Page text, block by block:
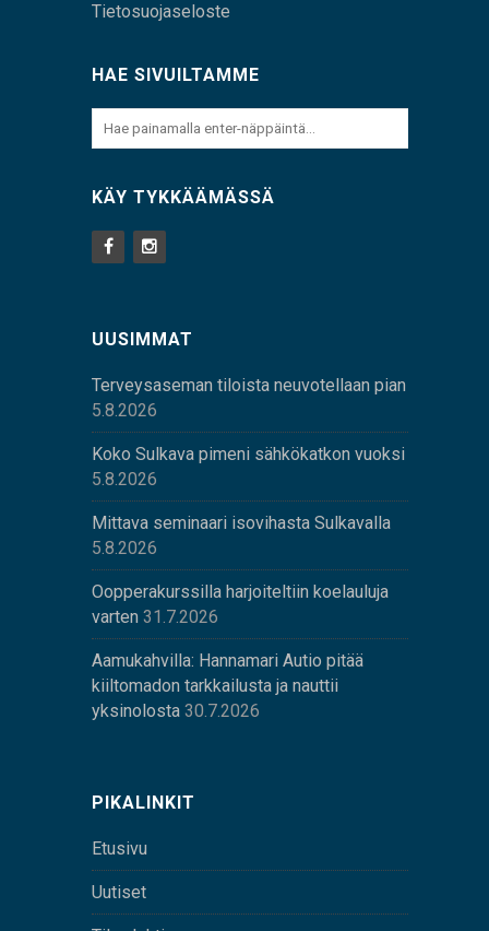
Tietosuojaseloste
HAE SIVUILTAMME
KÄY TYKKÄÄMÄSSÄ
UUSIMMAT
Terveysaseman tiloista neuvotellaan pian
5.8.2026
Koko Sulkava pimeni sähkökatkon vuoksi
5.8.2026
Mittava seminaari isovihasta Sulkavalla
5.8.2026
Oopperakurssilla harjoiteltiin koelauluja
varten 31.7.2026
Aamukahvilla: Hannamari Autio pitää
kiiltomadon tarkkailusta ja nauttii
yksinolosta 30.7.2026
PIKALINKIT
Etusivu
Uutiset